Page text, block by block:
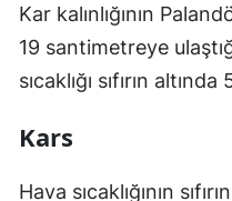
Kar kalınlığının
19 santimetreye
sıcaklığı sıfırın
Kars
Hava sıcaklığının